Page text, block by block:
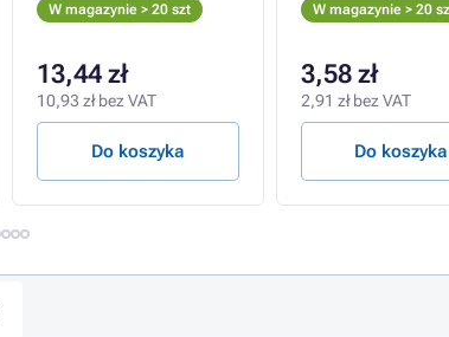
W magazynie > 20 szt
13,44 zł
10,93 zł bez VAT
Do koszyka
W magazynie > 20
3,58 zł
2,91 zł bez VAT
Do koszyka